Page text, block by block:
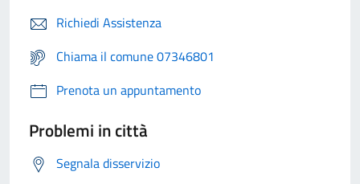
Richiedi Assistenza
Chiama il comune 07346801
Prenota un appuntamento
Problemi in città
Segnala disservizio